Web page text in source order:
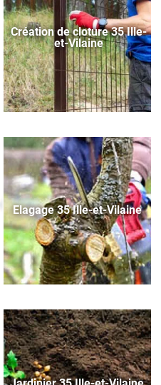
Création de cloture 35 Ille-
et-Vilaine
Elagage 35 Ille-et-Vilaine